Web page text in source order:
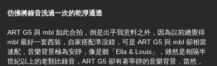
彷彿將錄音洗過一次的乾淨通透
ART G5 與 mbl 如此合拍，倒是出乎我意料之外，因為以前總覺得
mbl 最好一套西裝，自家搭配準沒錯，可是 ART G5 與 mbl 卻相當
速配，音樂背景極為安靜，像是聽「Ella & Louis」，雖然是相隔半
世紀以上的老類比錄音，ART G5 卻有著寧靜的音樂背景，當然，